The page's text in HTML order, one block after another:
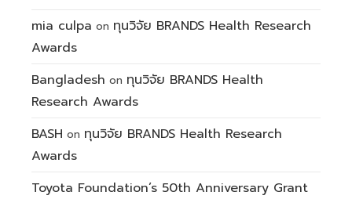
mia culpa on ทุนวิจัย BRANDS Health Research
Awards
Bangladesh on ทุนวิจัย BRANDS Health
Research Awards
BASH on ทุนวิจัย BRANDS Health Research
Awards
Toyota Foundation’s 50th Anniversary Grant